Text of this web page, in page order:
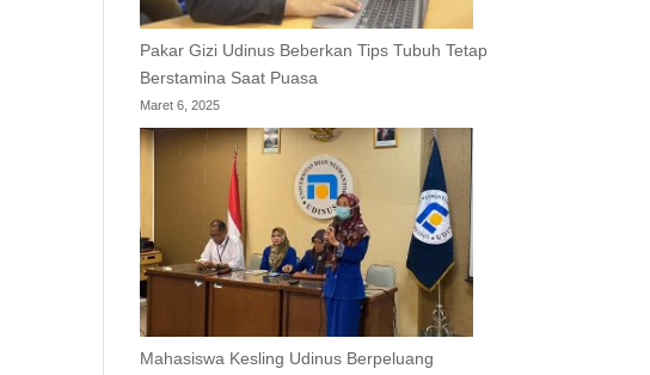
Pakar Gizi Udinus Beberkan Tips Tubuh Tetap
Berstamina Saat Puasa
Maret 6, 2025
Mahasiswa Kesling Udinus Berpeluang